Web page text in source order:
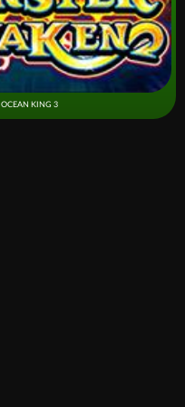
OCEAN KING 3